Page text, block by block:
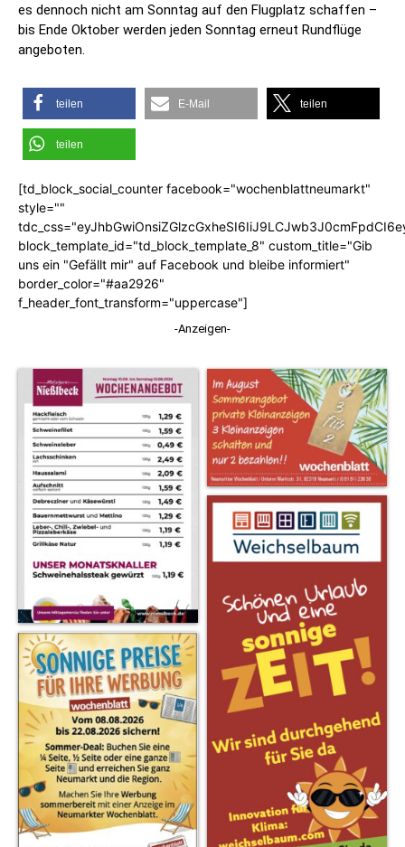
es dennoch nicht am Sonntag auf den Flugplatz schaffen –
bis Ende Oktober werden jeden Sonntag erneut Rundflüge
angeboten.
teilen E-Mail teilen
teilen
[td_block_social_counter facebook="wochenblattneumarkt"
style=""
block_template_id="td_block_template_8" custom_title="Gib
uns ein "Gefällt mir" auf Facebook und bleibe informiert"
border_color="#aa2926"
f_header_font_transform="uppercase"]
-Anzeigen-